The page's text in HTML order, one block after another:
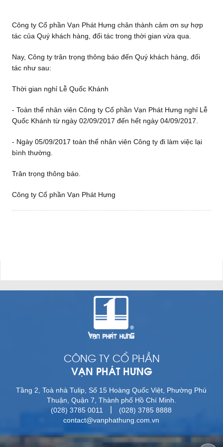
Công ty Cổ phần Vạn Phát Hưng chân thành cảm ơn sự hợp
tác của Quý khách hàng, đối tác trong thời gian vừa qua.
Nay, Công ty trân trọng thông báo đến Quý khách hàng, đối
tác như sau:
Thời gian nghỉ Lễ Quốc Khánh
- Toàn thể nhân viên Công ty Cổ phần Vạn Phát Hưng nghỉ Lễ
Quốc Khánh từ ngày 02/09/2017 đến hết ngày 04/09/2017.
- Ngày 05/09/2017 toàn thể nhân viên Công ty đi làm việc lại
bình thường.
Trân trọng thông báo.
Công ty Cổ phần Vạn Phát Hưng
CÔNG TY CỔ PHẦN
VẠN PHÁT HƯNG
Tầng 2, Toà nhà Tulip, Số 15 Hoàng Quốc Việt, Phường Phú
Thuận, Quận 7, Thành phố Hồ Chí Minh.
(028) 3785 0011
(028) 3785 8888
contact@vanphathung.com.vn